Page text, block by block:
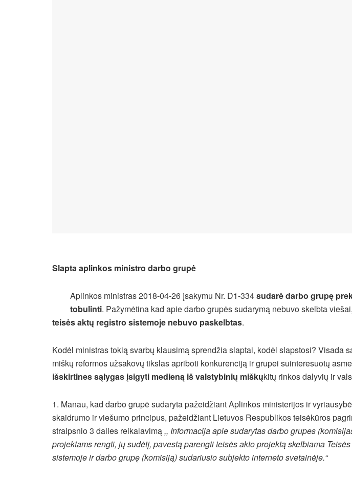
Slapta aplinkos ministro darbo grupė
Aplinkos ministras 2018-04-26 įsakymu Nr. D1-334sudarė darbo grupę
tobulinti. Pažymėtina kad apie darbo grupės sudarymą nebuvo skelbta
teisės aktų registro sistemoje nebuvo paskelbtas.
Kodėl ministras tokią svarbų klausimą sprendžia slaptai, kodėl slapstosi? Visada
miškų reformos užsakovų tikslas apriboti konkurenciją ir grupei suinteresuotų
išskirtines sąlygas įsigyti medieną iš valstybinių miškųkitų rinkos dalyvių ir
1. Manau, kad darbo grupė sudaryta pažeidžiant Aplinkos ministerijos ir
skaidrumo ir viešumo principus, pažeidžiant Lietuvos Respublikos teisėkūros
straipsnio 3 dalies reikalavimą,, Informacija apie sudarytas darbo grupes
projektams rengti, jų sudėtį, pavestą parengti teisės akto projektą skelbiama
sistemoje ir darbo grupę (komisiją) sudariusio subjekto interneto svetainėje.“